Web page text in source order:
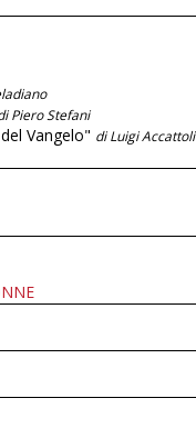
Piero Stefani
Vangelo" di Luigi Accattoli